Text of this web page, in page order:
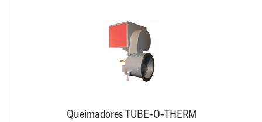
Queimadores TUBE-O-THERM